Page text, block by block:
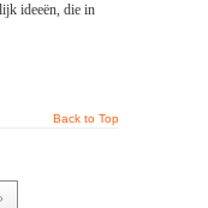
ideeën, die in
Back to Top